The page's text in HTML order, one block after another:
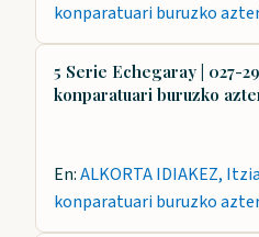
konparatuari buruzko
5 Serie Echegaray | 027-
konparatuari buruzko
En:ALKORTA IDIAKEZ,
konparatuari buruzko